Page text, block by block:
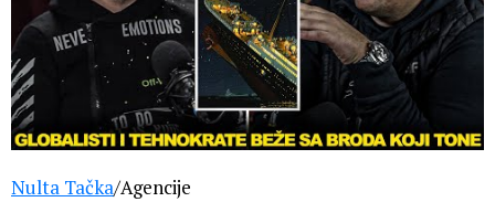
Nulta Tačka/Agencije